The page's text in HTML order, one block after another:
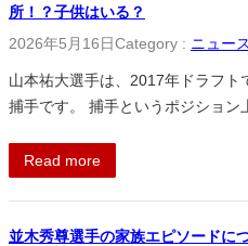
所！？子供はいる？
2026年5月16日Category : ニュース
山本祐大選手は、2017年ドラフト
捕手です。 捕手というポジショ
Read more
並木秀尊選手の家族エピソードに